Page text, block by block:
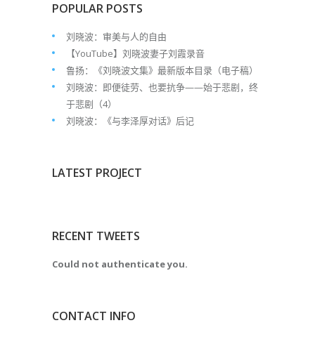
POPULAR POSTS
刘晓波：审美与人的自由
【YouTube】刘晓波妻子刘霞录音
鲁扬：《刘晓波文集》最新版本目录（电子稿）
刘晓波：即便徒劳、也要抗争——始于悲剧，终
于悲剧（4）
刘晓波：《与李泽厚对话》后记
LATEST PROJECT
RECENT TWEETS
Could not authenticate you.
CONTACT INFO